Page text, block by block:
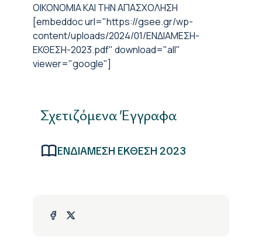
ΟΙΚΟΝΟΜΙΑ ΚΑΙ ΤΗΝ ΑΠΑΣΧΟΛΗΣΗ
[embeddoc url="https://gsee.gr/wp-
content/uploads/2024/01/ΕΝΔΙΑΜΕΣΗ-
ΕΚΘΕΣΗ-2023.pdf" download="all"
viewer="google"]
Σχετιζόμενα Έγγραφα
ΕΝΔΙΑΜΕΣΗ ΕΚΘΕΣΗ 2023